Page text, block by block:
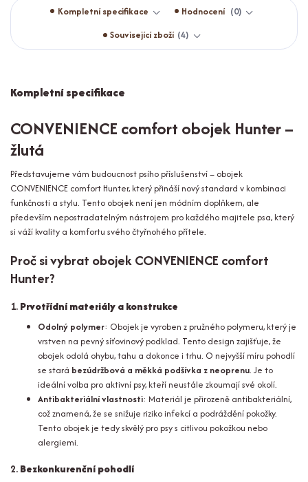
Kompletní specifikace Hodnocení
0
Související zboží 4
Kompletní specifikace
CONVENIENCE comfort obojek Hunter –
žlutá
Představujeme vám budoucnost psího příslušenství – obojek
CONVENIENCE comfort Hunter, který přináší nový standard v kombinaci
funkčnosti a stylu. Tento obojek není jen módním doplňkem, ale
především nepostradatelným nástrojem pro každého majitele psa, který
si váží kvality a komfortu svého čtyřnohého přítele.
Proč si vybrat obojek CONVENIENCE comfort
Hunter?
1.Prvotřídní materiály a konstrukce
Odolný polymer: Obojek je vyroben z pružného polymeru, který je
vrstven na pevný síťovinový podklad. Tento design zajišťuje, že
obojek odolá ohybu, tahu a dokonce i trhu. O nejvyšší míru pohodlí
se stará bezúdržbová a měkká podšívka z neoprenu. Je to
ideální volba pro aktivní psy, kteří neustále zkoumají své okolí.
Antibakteriální vlastnosti: Materiál je přirozeně antibakteriální,
což znamená, že se snižuje riziko infekcí a podráždění pokožky.
Tento obojek je tedy skvělý pro psy s citlivou pokožkou nebo
alergiemi.
2.Bezkonkurenční pohodlí